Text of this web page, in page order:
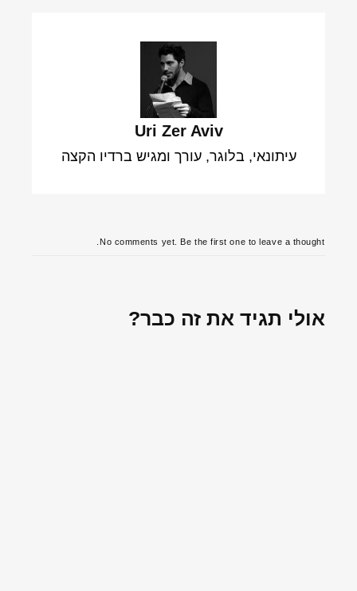
Uri Zer Aviv
עיתונאי, בלוגר, עורך ומגיש ברדיו הקצה
No comments yet. Be the first one to leave a thought.
אולי תגיד את זה כבר?